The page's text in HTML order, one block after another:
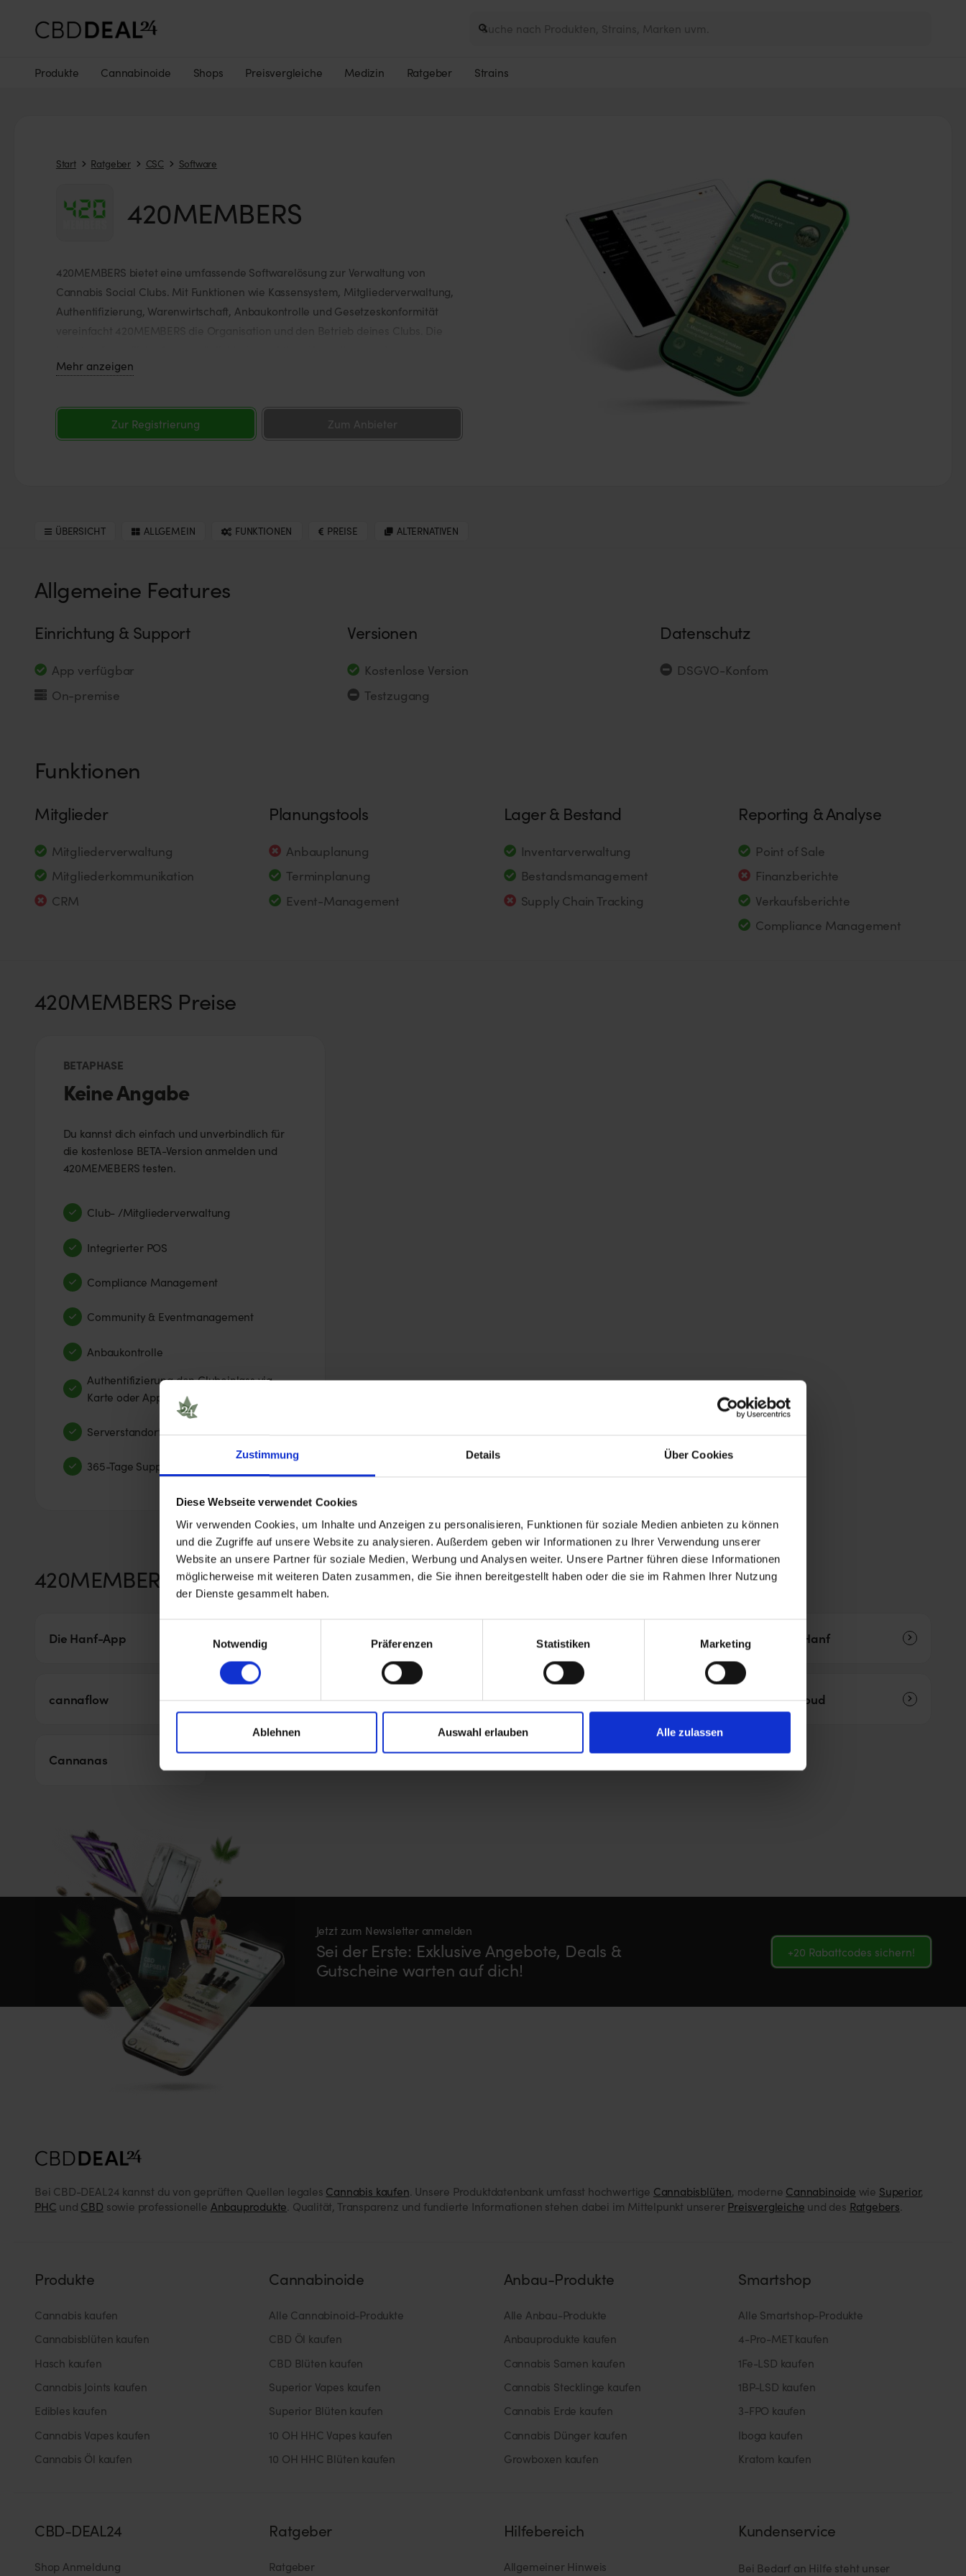
Zustimmung Details Über Cookies
Diese Webseite verwendet Cookies
Wir verwenden Cookies, um Inhalte und Anzeigen zu personalisieren, Funktionen für soziale Medien anbieten zu können
und die Zugriffe auf unsere Website zu analysieren. Außerdem geben wir Informationen zu Ihrer Verwendung unserer
Website an unsere Partner für soziale Medien, Werbung und Analysen weiter. Unsere Partner führen diese Informationen
möglicherweise mit weiteren Daten zusammen, die Sie ihnen bereitgestellt haben oder die sie im Rahmen Ihrer Nutzung
der Dienste gesammelt haben.
Notwendig
Präferenzen Statistiken Marketing
Ablehnen Auswahl erlauben Alle zulassen
Produkte Cannabinoide Shops Preisvergleiche Medizin Ratgeber Strains
Start Ratgeber CSC Software
420MEMBERS
420MEMBERS bietet eine umfassende Softwarelösung zur Verwaltung von
Cannabis Social Clubs. Mit Funktionen wie Kassensystem, Mitgliederverwaltung,
Authentifizierung, Warenwirtschaft, Anbaukontrolle und Gesetzeskonformität
Kommunikation.
Mehr anzeigen
Zur Registrierung Zum Anbieter
ÜBERSICHT ALLGEMEIN FUNKTIONEN PREISE ALTERNATIVEN
Allgemeine Features
Einrichtung & Support
App verfügbar
On-premise
Versionen
Kostenlose Version
Testzugang
Datenschutz
DSGVO-Konfom
Funktionen
Mitglieder
Mitgliederverwaltung
Mitgliederkommunikation
CRM
Planungstools
Anbauplanung
Terminplanung
Event-Management
Lager & Bestand
Inventarverwaltung
Bestandsmanagement
Supply Chain Tracking
Reporting & Analyse
Point of Sale
Finanzberichte
Verkaufsberichte
Compliance Management
420MEMBERS Preise
BETAPHASE
Keine Angabe
Du kannst dich einfach und unverbindlich für
die kostenlose BETA-Version anmelden und
420MEMEBERS testen.
Club- /Mitgliederverwaltung
Integrierter POS
Compliance Management
Community & Eventmanagement
Anbaukontrolle
Authentifizierung den Clubeinlass via
Karte oder App
Serverstandort in Deutschland
365-Tage Support
420MEMBERS Alternativen
Die Hanf-App cannabees.cloud CannaCash Solutions HelloHanf
cannaflow Herb Hub CannaDesk Cannabis Club Systems 420cloud
Cannanas
Jetzt zum Newsletter anmelden
Sei der Erste: Exklusive Angebote, Deals &
Gutscheine warten auf dich!
+20 Rabattcodes sichern!
Bei CBD-DEAL24 kannst du von geprüften Quellen legales Cannabis kaufen. Unsere Produktdatenbank umfasst hochwertige Cannabisblüten, moderne Cannabinoide wie Superior,
PHC und CBD sowie professionelle Anbauprodukte. Qualität, Transparenz und fundierte Informationen stehen dabei im Mittelpunkt unserer Preisvergleiche und des Ratgebers.
Produkte
Cannabis kaufen
Cannabisblüten kaufen
Hasch kaufen
Cannabis Joints kaufen
Edibles kaufen
Cannabis Vapes kaufen
Cannabis Öl kaufen
Cannabinoide
Alle Cannabinoid-Produkte
CBD Öl kaufen
CBD Blüten kaufen
Superior Vapes kaufen
Superior Blüten kaufen
10 OH HHC Vapes kaufen
10 OH HHC Blüten kaufen
Anbau-Produkte
Alle Anbau-Produkte
Anbauprodukte kaufen
Cannabis Samen kaufen
Cannabis Stecklinge kaufen
Cannabis Erde kaufen
Cannabis Dünger kaufen
Growboxen kaufen
Smartshop
Alle Smartshop-Produkte
4-Pro-MET kaufen
1Fe-LSD kaufen
1BP-LSD kaufen
3-FPO kaufen
Iboga kaufen
Kratom kaufen
CBD-DEAL24
Shop Anmeldung
Ratgeber
Ratgeber
Hilfebereich
Allgemeiner Hinweis
Kundenservice
Bei Bedarf an Hilfe steht unser